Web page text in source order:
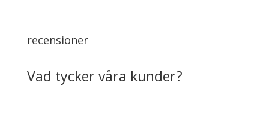
recensioner
Vad tycker våra kunder?